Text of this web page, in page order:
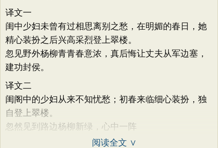
译文一
闺中少妇未曾有过相思离别之愁，在明媚的春日，她
精心装扮之后兴高采烈登上翠楼。
忽见野外杨柳青青春意浓，真后悔让丈夫从军边塞，
建功封侯。
译文二
闺阁中的少妇从来不知忧愁；初春来临细心装扮，独
自登上翠楼。
忽然见到路边杨柳新绿，心中一阵
阅读全文 ∨